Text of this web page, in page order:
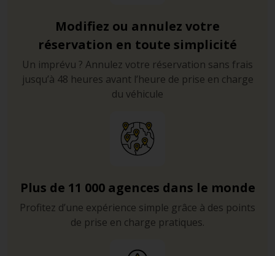
Modifiez ou annulez votre
réservation en toute simplicité
Un imprévu ? Annulez votre réservation sans frais
jusqu’à 48 heures avant l’heure de prise en charge
du véhicule
Plus de 11 000 agences dans le monde
Profitez d’une expérience simple grâce à des points
de prise en charge pratiques.